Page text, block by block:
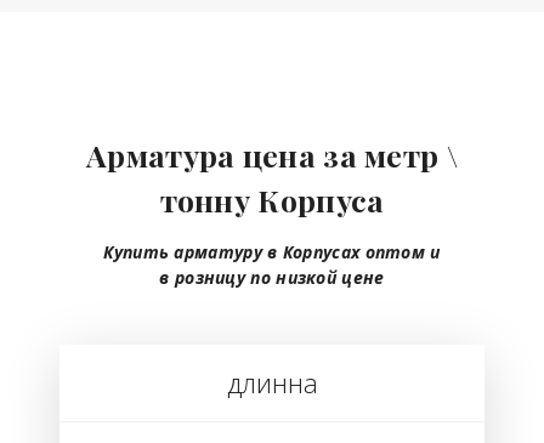
Арматура цена за метр \
тонну Корпуса
Купить арматуру в Корпусах оптом и
в розницупо низкой цене
длинна